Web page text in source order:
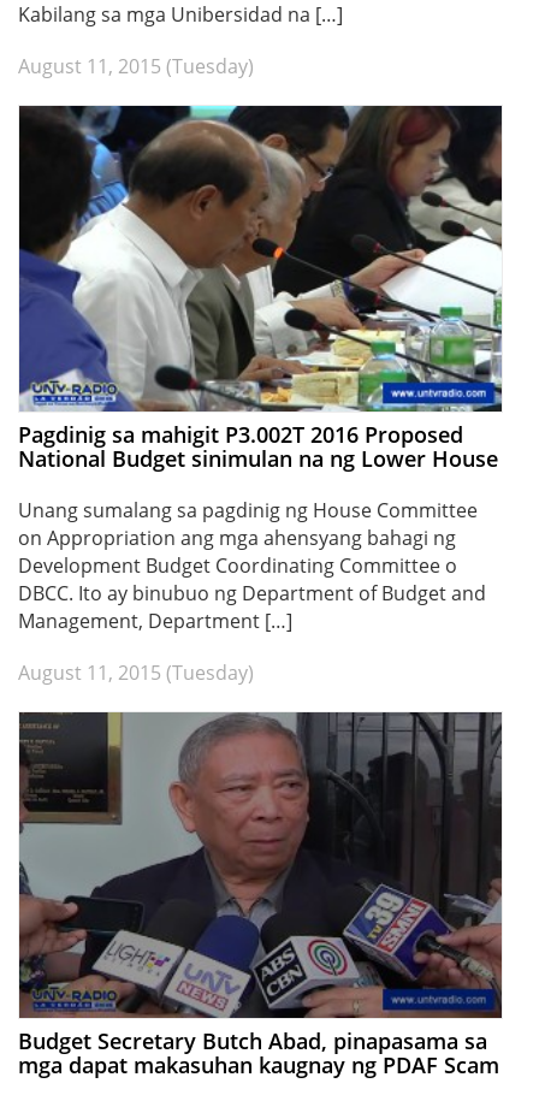
Kabilang sa mga Unibersidad na […]
August 11, 2015 (Tuesday)
Pagdinig sa mahigit P3.002T 2016 Proposed
National Budget sinimulan na ng Lower House
Unang sumalang sa pagdinig ng House Committee
on Appropriation ang mga ahensyang bahagi ng
Development Budget Coordinating Committee o
DBCC. Ito ay binubuo ng Department of Budget and
Management, Department […]
August 11, 2015 (Tuesday)
Budget Secretary Butch Abad, pinapasama sa
mga dapat makasuhan kaugnay ng PDAF Scam